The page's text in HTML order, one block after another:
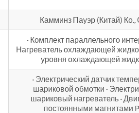
Камминз Пауэр (Китай)
· Комплект параллельного
Нагреватель охлаждающей
уровня охлаждающей
· Электрический датчик
шариковой обмотки ·
шариковый нагреватель ·
постоянными магнитами